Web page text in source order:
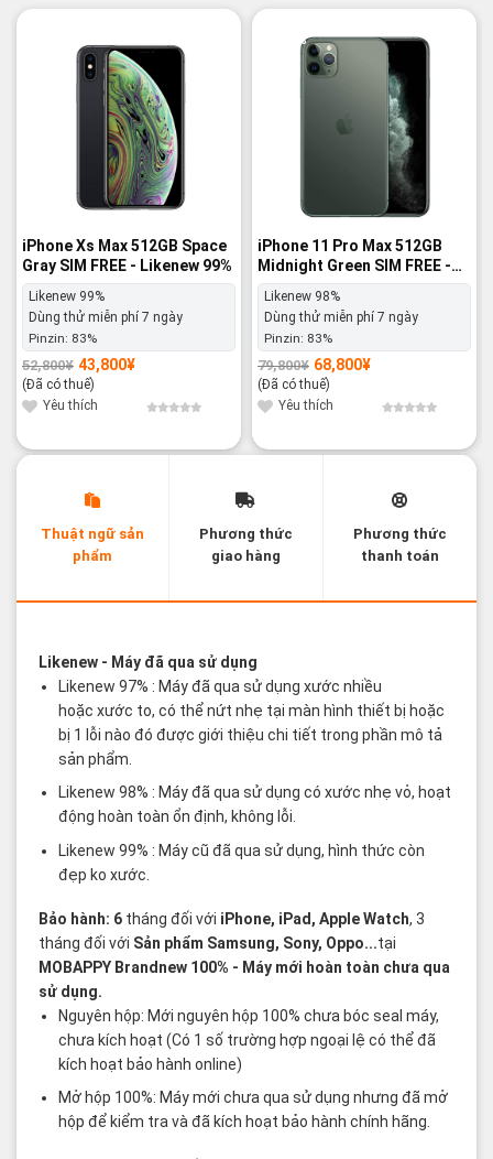
iPhone Xs Max 512GB Space
Gray SIM FREE - Likenew 99%
Likenew 99%
Dùng thử miễn phí 7 ngày
Pinzin: 83%
52,800¥
Giá
gốc
là:
52,800¥.
43,800¥
Giá
hiện
tại
là:
43,800¥.
(Đã có thuế)
Yêu thích
-14%
iPhone 11 Pro Max 512GB
Midnight Green SIM FREE -
Likenew 98%
Likenew 98%
Dùng thử miễn phí 7 ngày
Pinzin: 83%
79,800¥
Giá
gốc
là:
79,800¥.
68,800¥
Giá
hiện
tại
là:
68,800¥.
(Đã có thuế)
Yêu thích
Thuật ngữ sản
phẩm
Phương thức
giao hàng
Phương thức
thanh toán
Likenew- Máy đã qua sử dụng
Likenew 97% : Máy đã qua sử dụng xước nhiều
hoặc xước to, có thể nứt nhẹ tại màn hình thiết bị hoặc
bị 1 lỗi nào đó được giới thiệu chi tiết trong phần mô tả
sản phẩm.
Likenew 98% : Máy đã qua sử dụng có xước nhẹ vỏ, hoạt
động hoàn toàn ổn định, không lỗi.
Likenew 99% : Máy cũ đã qua sử dụng, hình thức còn
đẹp ko xước.
Bảo hành: 6 tháng đối với iPhone, iPad, Apple Watch, 3
tháng đối với Sản phẩm Samsung, Sony, Oppo...tại
MOBAPPY Brandnew 100% - Máy mới hoàn toàn chưa qua
sử dụng.
Nguyên hộp: Mới nguyên hộp 100% chưa bóc seal máy,
chưa kích hoạt (Có 1 số trường hợp ngoại lệ có thể đã
kích hoạt bảo hành online)
Mở hộp 100%: Máy mới chưa qua sử dụng nhưng đã mở
hộp để kiểm tra và đã kích hoạt bảo hành chính hãng.